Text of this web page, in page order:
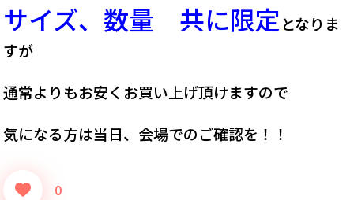
サイズ、数量 共に限定 となりま
すが
通常よりもお安くお買い上げ頂けますので
気になる方は当日、会場でのご確認を！！
0